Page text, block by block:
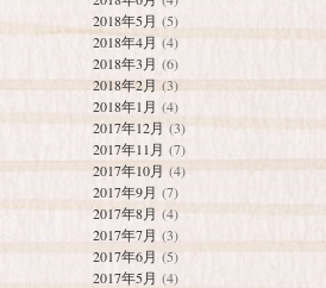
2018年5月 (5)
2018年4月(4)
2018年3月 (6)
2018年2月 (3)
2018年1月 (4)
2017年12月 (3)
2017年11月 (7)
2017年10月 (4)
2017年9月 (7)
2017年8月 (4)
2017年7月 (3)
2017年6月 (5)
2017年5月 (4)